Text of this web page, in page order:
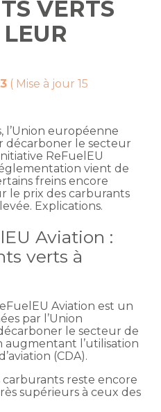
VERTS
( Mise à jour 15
l’Union européenne
décarboner le secteur
ReFuelEU
vient de
freins encore
le prix des carburants
Explications.
Aviation :
verts à
Aviation est un
par l’Union
le secteur de
augmentant l’utilisation
(CDA).
carburants reste encore
supérieurs à ceux des